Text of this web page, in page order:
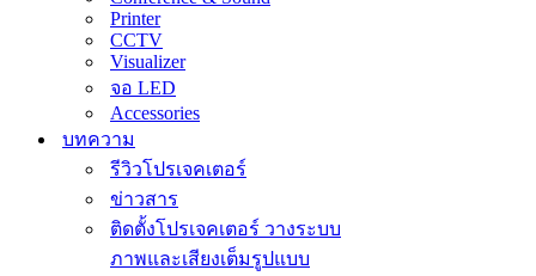
Printer
CCTV
Visualizer
จอ LED
Accessories
บทความ
รีวิวโปรเจคเตอร์
ข่าวสาร
ติดตั้งโปรเจคเตอร์ วางระบบ
ภาพและเสียงเต็มรูปแบบ